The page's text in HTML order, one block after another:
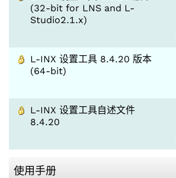
(32-bit for LNS and L-
Studio2.1.x)
L-INX 设置工具 8.4.20 版本
(64-bit)
L-INX 设置工具自述文件
8.4.20
使用手册